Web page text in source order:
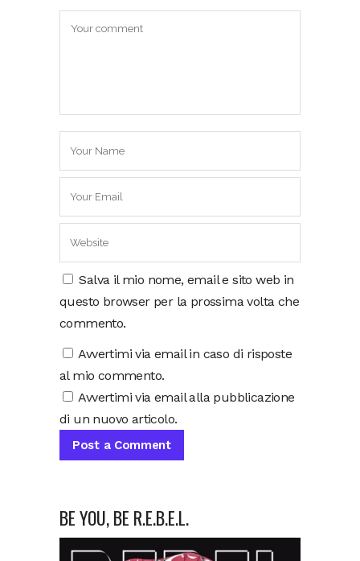
Salva il mio nome, email e sito web in
questo browser per la prossima volta che
commento.
Avvertimi via email in caso di risposte
al mio commento.
Avvertimi via email alla pubblicazione
di un nuovo articolo.
BE YOU, BE R.E.B.E.L.